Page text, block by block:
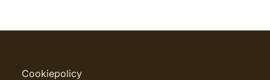
Cookiepolicy